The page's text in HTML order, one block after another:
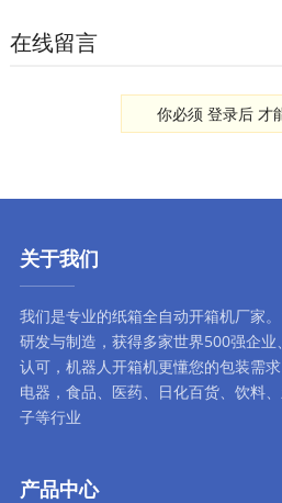
在线留言
你必须 登录后才
关于我们
我们是专业的纸箱全自动开箱机厂家
研发与制造，获得多家世界500强企
认可， 机器人开箱机更懂您的包装需求
电器，食品、医药、日化百货、饮料
子等行业
产品中心